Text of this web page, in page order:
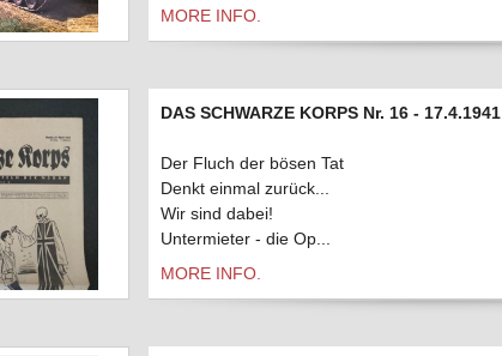
MORE INFO.
DAS SCHWARZE KORPS Nr. 16 - 17.4.1941
Der Fluch der bösen Tat
Denkt einmal zurück...
Wir sind dabei!
Untermieter - die Op...
MORE INFO.